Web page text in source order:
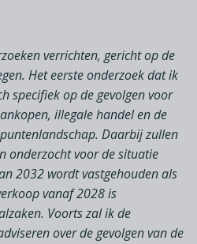
verrichten, gericht op de
Het eerste onderzoek dat ik
specifiek op de gevolgen voor
illegale handel en de
Daarbij zullen
onderzocht voor de situatie
2032 wordt vastgehouden als
vanaf 2028 is
Voorts zal ik de
over de gevolgen van de